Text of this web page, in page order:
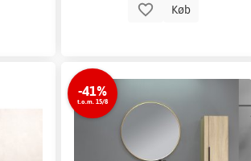
Køb
-41%
t.o.m. 15/8